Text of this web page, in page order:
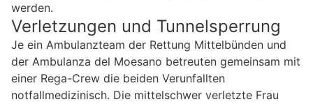
werden.
Verletzungen und Tunnelsperrung
Je ein Ambulanzteam der Rettung Mittelbünden und
der Ambulanza del Moesano betreuten gemeinsam mit
einer Rega-Crew die beiden Verunfallten
notfallmedizinisch. Die mittelschwer verletzte Frau